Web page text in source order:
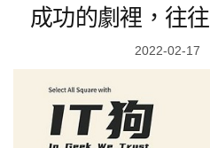
成功的劇裡，往
2022-02-17